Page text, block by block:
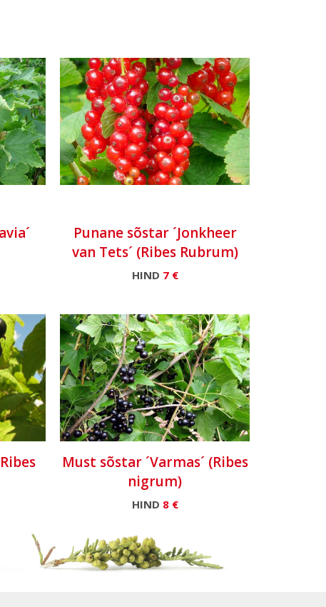
Punane sõstar ´Jonkheer
van Tets´ (Ribes Rubrum)
HIND 7 €
Must sõstar ´Varmas´ (Ribes
nigrum)
HIND 8 €